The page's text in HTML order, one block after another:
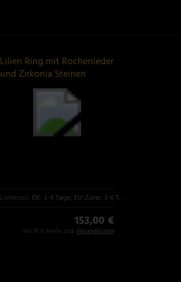
Lilien Ring mit Rochenleder
und Zirkonia Steinen
Lieferzeit: DE: 3-4 Tage, EU-Zone: 3-6 Tage
153,00 €
inkl. 19 % MwSt. zzgl. Versandkosten